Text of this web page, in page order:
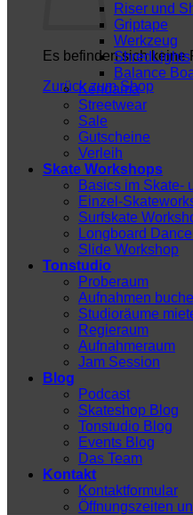
Es befinden sich keine
Zurück zum Shop
Riser und
Griptape
Werkzeug
ShredLights
Balance
Kendama
Streetwear
Sale
Gutscheine
Verleih
Skate Workshops
Basics im Skate-
Einzel-
Surfskate
Longboard
Slide Workshop
Tonstudio
Proberaum
Aufnahmen
Studioräume
Regieraum
Aufnahmeraum
Jam Session
Blog
Podcast
Skateshop Blog
Tonstudio Blog
Events Blog
Das Team
Kontakt
Kontaktformular
Öffnungszeiten